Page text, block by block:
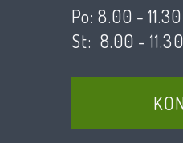
Po: 8.00 -
St: 8.00 -